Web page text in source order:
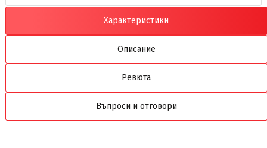
Характеристики
Описание
Ревюта
Въпроси и отговори